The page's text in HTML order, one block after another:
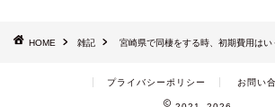
HOME 雑記 宮崎県で同棲をする時、初期費用は
プライバシーポリシー お問い